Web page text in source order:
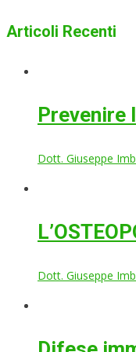
Articoli Recenti
Prevenire
Dott. Giuseppe
Dott. Giuseppe